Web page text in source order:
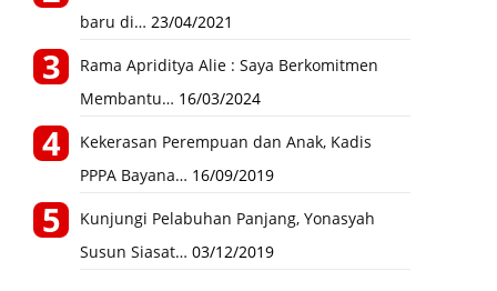
baru di… 23/04/2021
Rama Apriditya Alie : Saya Berkomitmen
Membantu… 16/03/2024
Kekerasan Perempuan dan Anak, Kadis
PPPA Bayana… 16/09/2019
Kunjungi Pelabuhan Panjang, Yonasyah
Susun Siasat… 03/12/2019